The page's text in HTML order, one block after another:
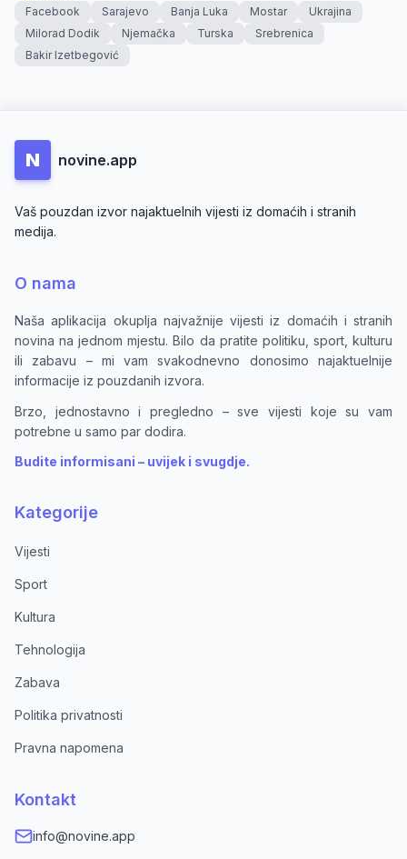
Facebook Sarajevo Banja Luka Mostar
Ukrajina
Milorad Dodik
Njemačka Turska
Srebrenica
Bakir Izetbegović
N novine.app
Vaš pouzdan izvor najaktuelnih vijesti iz domaćih i stranih
medija.
O nama
Naša aplikacija okuplja najvažnije vijesti iz domaćih i stranih
novina na jednom mjestu. Bilo da pratite politiku, sport, kulturu
ili zabavu – mi vam svakodnevno donosimo najaktuelnije
informacije iz pouzdanih izvora.
Brzo, jednostavno i pregledno – sve vijesti koje su vam
potrebne u samo par dodira.
Budite informisani – uvijek i svugdje.
Kategorije
Vijesti
Sport
Kultura
Tehnologija
Zabava
Politika privatnosti
Pravna napomena
Kontakt
info@novine.app